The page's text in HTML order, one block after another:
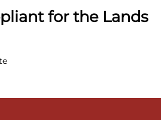
for the Lands